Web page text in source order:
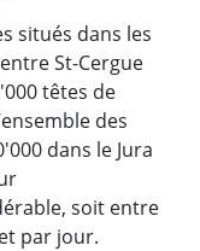
situés dans les
St-Cergue
têtes de
des
dans le Jura
soit entre
par jour.